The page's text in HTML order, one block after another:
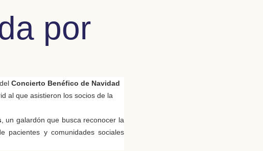
por
Concierto Benéfico de Navidad
al que asistieron los socios de la
, un galardón que busca reconocer la
pacientes y comunidades sociales